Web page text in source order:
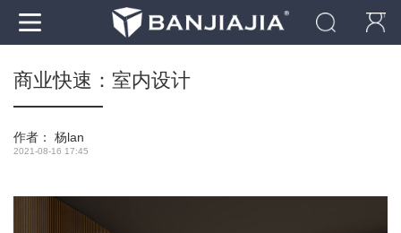
商业快速：室内设计
作者： 杨lan
2021-08-16 17:45